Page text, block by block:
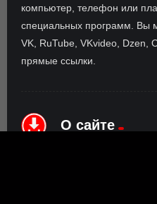
компьютер, телефон или
специальных программ. Вы
VK, RuTube, VKvideo, Dzen,
прямые ссылки.
О сайте